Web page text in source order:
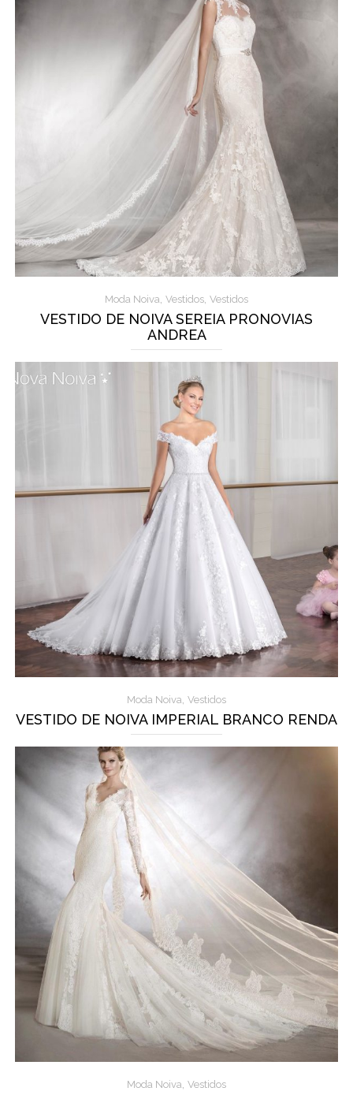
Moda Noiva, Vestidos, Vestidos
VESTIDO DE NOIVA SEREIA PRONOVIAS
ANDREA
Moda Noiva, Vestidos
VESTIDO DE NOIVA IMPERIAL BRANCO RENDA
Moda Noiva, Vestidos